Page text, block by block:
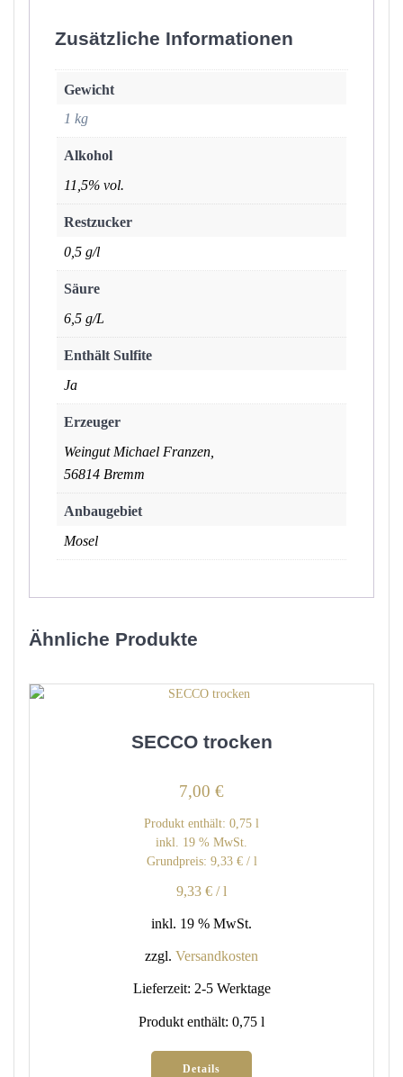
Zusätzliche Informationen
Gewicht
1 kg
Alkohol
11,5% vol.
Restzucker
0,5 g/l
Säure
6,5 g/L
Enthält Sulfite
Ja
Erzeuger
Weingut Michael Franzen,
56814 Bremm
Anbaugebiet
Mosel
Ähnliche Produkte
SECCO trocken
7,00 €
Produkt enthält: 0,75 l
inkl. 19 % MwSt.
Grundpreis: 9,33 €/ l
9,33 € /l
inkl. 19 % MwSt.
zzgl. Versandkosten
Lieferzeit: 2-5 Werktage
Produkt enthält: 0,75 l
Details